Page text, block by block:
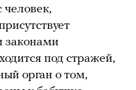
человек,
законами
под стражей,
орган о том,